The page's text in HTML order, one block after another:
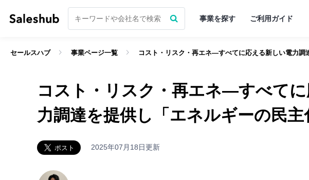
事業を探す ご利用ガイド
セールスハブ 事業ページ一覧 コスト・リスク・再エネ―すべてに応える新しい電力調
コスト・リスク・再エネ―すべて
力調達を提供し「エネルギーの民主
2025年07月18日更新
サポーターになる前に 無料会員登録 をしましょう！
「いいね」ができるようになります